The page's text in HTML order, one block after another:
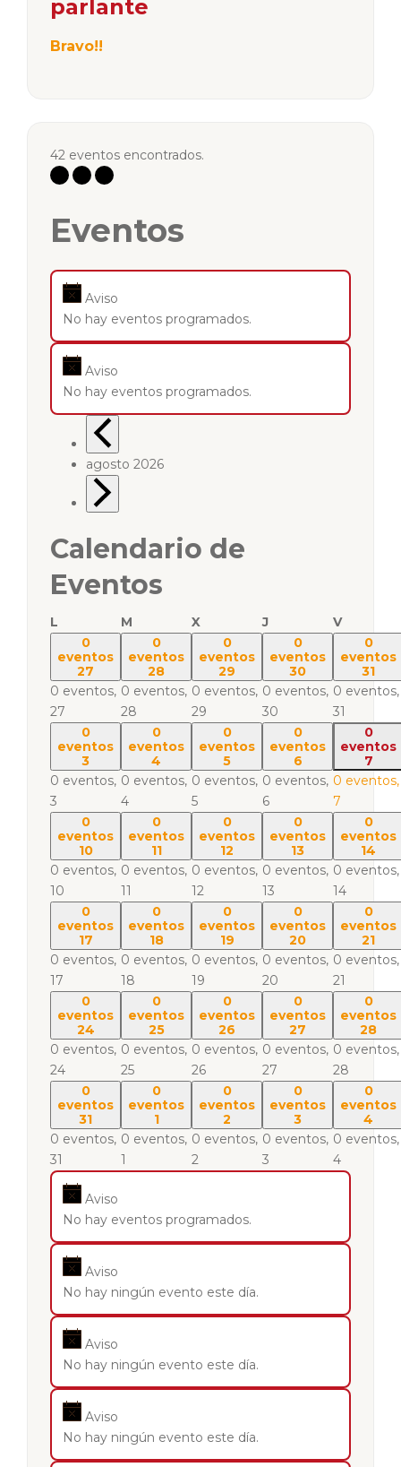
parlante
Bravo!!
42 eventos encontrados.
Eventos
Aviso
No hay eventos programados.
Aviso
No hay eventos programados.
agosto 2026
Calendario de
Eventos
L M X J
V
0
eventos
27
0 eventos,
27
0
eventos
28
0 eventos,
28
0
eventos
29
0 eventos,
29
0
eventos
30
0 eventos,
30
0
eventos
31
0 eventos,
31
0
eventos
3
0 eventos,
3
0
eventos
4
0 eventos,
4
0
eventos
5
0 eventos,
5
0
eventos
6
0 eventos,
6
0
eventos
7
0 eventos,
7
0
eventos
10
0 eventos,
10
0
eventos
11
0 eventos,
11
0
eventos
12
0 eventos,
12
0
eventos
13
0 eventos,
13
0
eventos
14
0 eventos,
14
0
eventos
17
0 eventos,
17
0
eventos
18
0 eventos,
18
0
eventos
19
0 eventos,
19
0
eventos
20
0 eventos,
20
0
eventos
21
0 eventos,
21
0
eventos
24
0 eventos,
24
0
eventos
25
0 eventos,
25
0
eventos
26
0 eventos,
26
0
eventos
27
0 eventos,
27
0
eventos
28
0 eventos,
28
0
eventos
31
0 eventos,
31
0
eventos
1
0 eventos,
1
0
eventos
2
0 eventos,
2
0
eventos
3
0 eventos,
3
0
eventos
4
0 eventos,
4
Aviso
No hay eventos programados.
Aviso
No hay ningún evento este día.
Aviso
No hay ningún evento este día.
Aviso
No hay ningún evento este día.